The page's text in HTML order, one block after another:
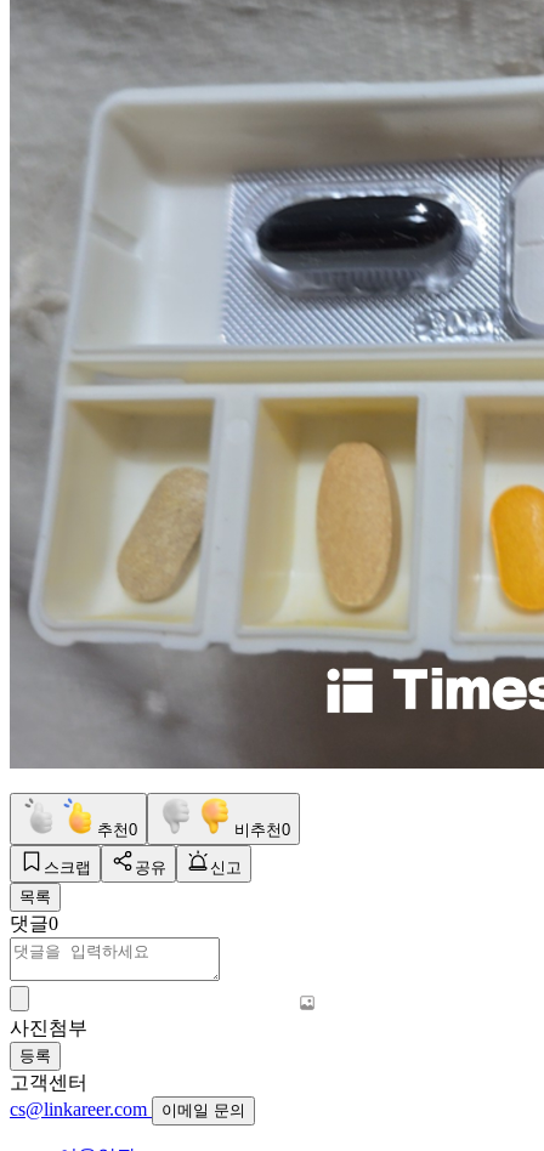
추천0 비추천0
스크랩 공유
신고
목록
댓글0
사진첨부
등록
고객센터
cs@linkareer.com
이메일 문의